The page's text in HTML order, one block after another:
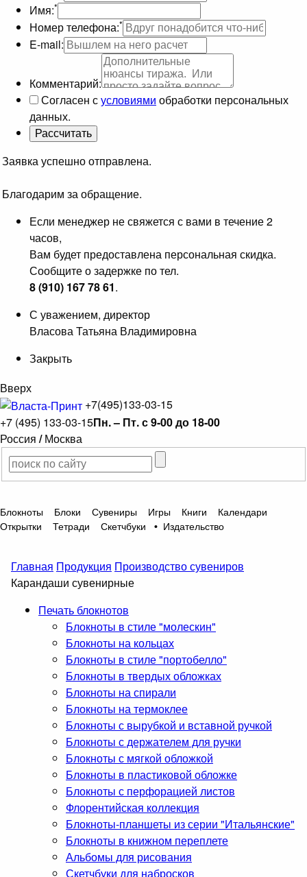
Имя:*
Номер телефона:*
E-mail:
Комментарий:
Согласен сусловиями обработки персональных
данных.
Заявка успешно отправлена.
Благодарим за обращение.
Если менеджер не свяжется с вами в течение 2
часов,
Вам будет предоставлена персональная скидка.
Сообщите о задержке по тел.
8 (910) 167 78 61.
С уважением, директор
Власова Татьяна Владимировна
Закрыть
Вверх
+7(495)133-03-15
+7 (495) 133-03-15Пн. – Пт. с 9-00 до 18-00
Россия / Москва
Блокноты Блоки Сувениры Игры Книги
Календари
Открытки
Тетради Скетчбуки • Издательство
Главная Продукция Производство сувениров
Карандаши сувенирные
Печать блокнотов
Блокноты в стиле "молескин"
Блокноты на кольцах
Блокноты в стиле "портобелло"
Блокноты в твердых обложках
Блокноты на спирали
Блокноты на термоклее
Блокноты с вырубкой и вставной ручкой
Блокноты с держателем для ручки
Блокноты с мягкой обложкой
Блокноты в пластиковой обложке
Блокноты с перфорацией листов
Флорентийская коллекция
Блокноты-планшеты из серии "Итальянские"
Блокноты в книжном переплете
Альбомы для рисования
Скетчбуки для набросков